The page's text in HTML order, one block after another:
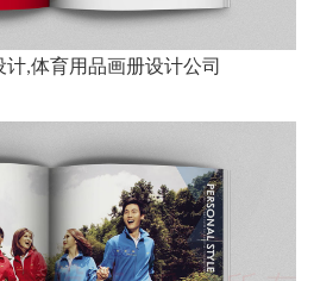
,体育用品画册设计公司